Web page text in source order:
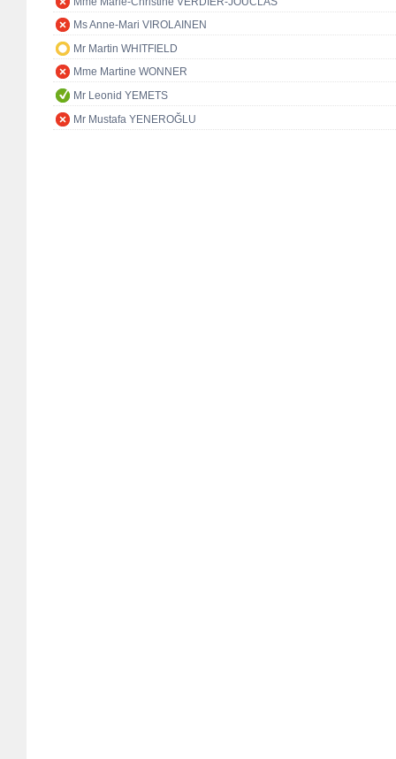
Ms Anne-Mari VIROLAINEN
Mr Martin WHITFIELD
Mme Martine WONNER
Mr Leonid YEMETS
Mr Mustafa YENEROĞLU